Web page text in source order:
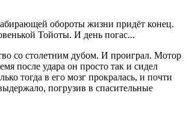
обороты жизни придёт конец.
Тойоты. И день погас...
со столетним дубом. И проиграл. Мотор
после удара он просто так и сидел
тогда в его мозг прокралась, и почти
погрузив в спасительные